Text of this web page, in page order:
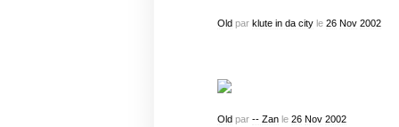
Oldpar klute in da cityle 26 Nov 2002
Oldpar -- Zanle 26 Nov 2002